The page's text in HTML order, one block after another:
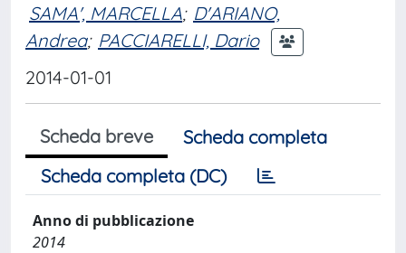
SAMA', MARCELLA; D'ARIANO,
Andrea; PACCIARELLI, Dario
2014-01-01
Scheda breve
Scheda completa
Scheda completa (DC)
Anno di pubblicazione
2014